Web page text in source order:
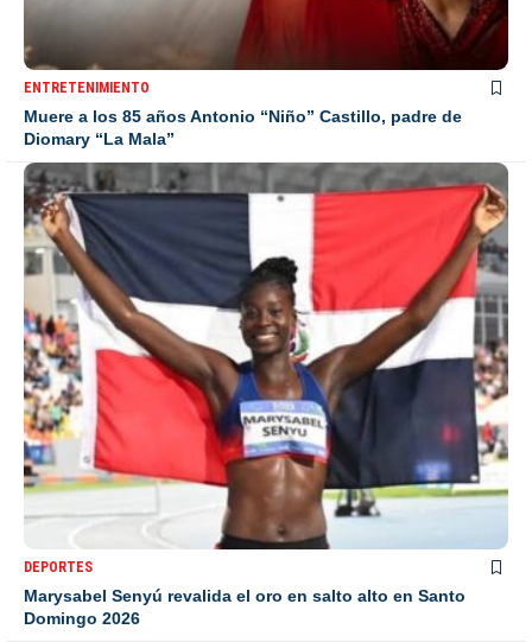
ENTRETENIMIENTO
Muere a los 85 años Antonio “Niño” Castillo, padre de
Diomary “La Mala”
DEPORTES
Marysabel Senyú revalida el oro en salto alto en Santo
Domingo 2026